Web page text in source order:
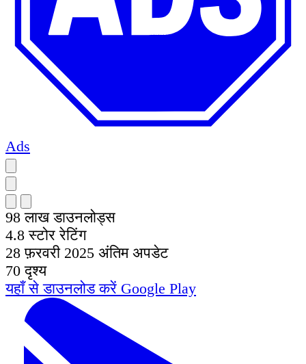
Ads
98 लाख डाउनलोड्स
4.8 स्टोर रेटिंग
28 फ़रवरी 2025 अंतिम अपडेट
70 दृश्य
यहाँ से डाउनलोड करें Google Play